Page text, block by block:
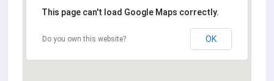
This page can't load Google Maps correctly.
Do you own this website? OK